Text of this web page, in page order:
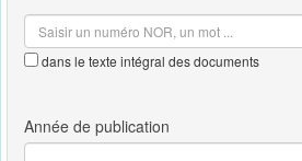
dans le texte intégral des documents